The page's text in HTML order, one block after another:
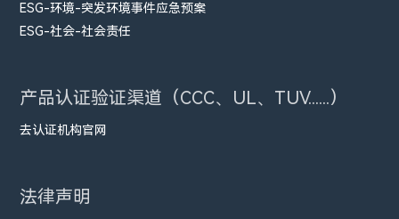
ESG-环境-突发环境事件应急预案
ESG-社会-社会责任
产品认证验证渠道（CCC、UL、TUV......）
去认证机构官网
法律声明